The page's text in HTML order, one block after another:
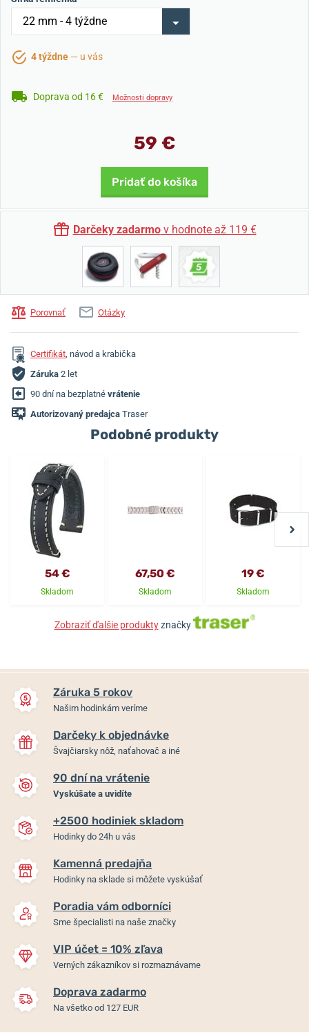
4 týždne — u vás
Doprava od 16 € Možnosti dopravy
59 €
Pridať do košíka
Darčeky zadarmov hodnote až 119 €
Porovnať Otázky
Certifikát, návod a krabička
Záruka 2 let
90 dní na bezplatné vrátenie
Autorizovaný predajca Traser
Podobné produkty
54 €
Skladom
67,50 €
Skladom
19 €
Skladom
Zobraziť ďalšie produktyznačky
Záruka 5 rokov
Našim hodinkám veríme
Darčeky k objednávke
Švajčiarsky nôž, naťahovač a iné
90 dní na vrátenie
Vyskúšate a uvidíte
+2500 hodiniek skladom
Hodinky do 24h u vás
Kamenná predajňa
Hodinky na sklade si môžete vyskúšať
Poradia vám odborníci
Sme špecialisti na naše značky
VIP účet = 10% zľava
Verných zákazníkov si rozmaznávame
Doprava zadarmo
Na všetko od 127 EUR